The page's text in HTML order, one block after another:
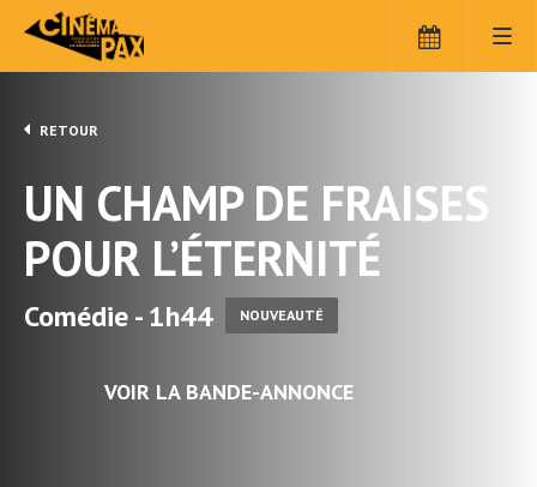
RETOUR
UN CHAMP DE FRAISES
POUR L’ÉTERNITÉ
Comédie - 1h44 NOUVEAUTÉ
VOIR LA BANDE-ANNONCE